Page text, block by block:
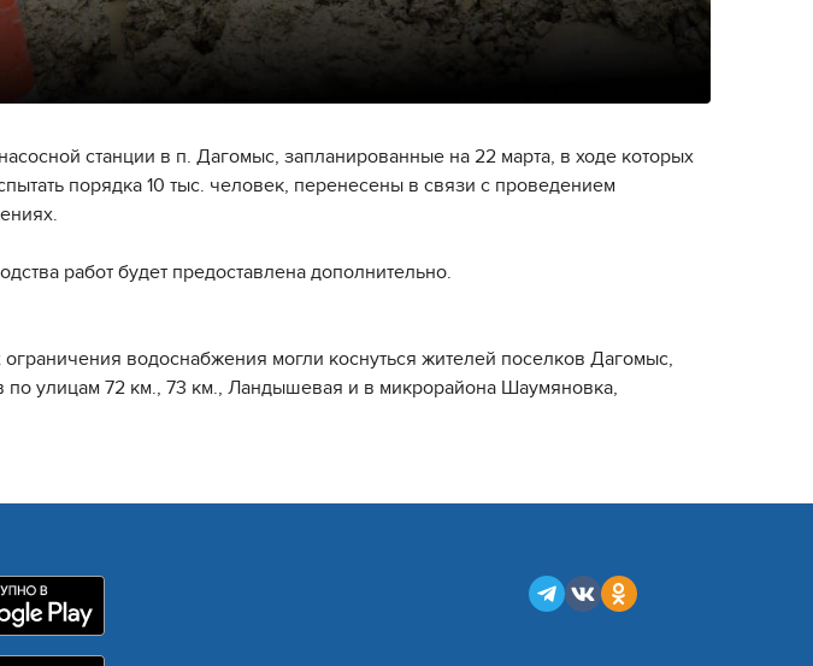
станции в п. Дагомыс, запланированные на 22 марта, в ходе которых
порядка 10 тыс. человек, перенесены в связи с проведением
работ будет предоставлена дополнительно.
водоснабжения могли коснуться жителей поселков Дагомыс,
по улицам 72 км., 73 км., Ландышевая и в микрорайона Шаумяновка,